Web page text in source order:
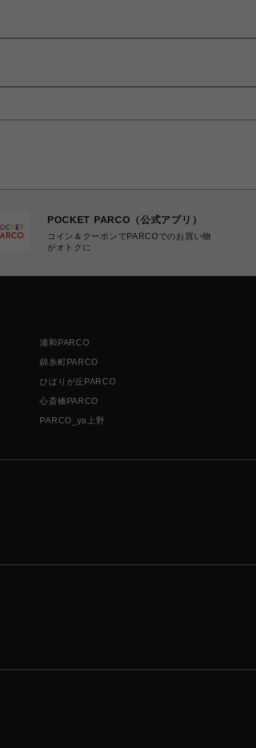
POCKET PARCO（公式アプリ）
コイン＆クーポンでPARCOでのお買い物
がオトクに
浦和PARCO
錦糸町PARCO
ひばりが丘PARCO
心斎橋PARCO
PARCO_ya上野